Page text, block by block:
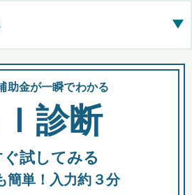
▶
含めて表示
融資 出資
助金が一瞬でわかる
Ｉ診断
試してみる
簡単！入力約３分